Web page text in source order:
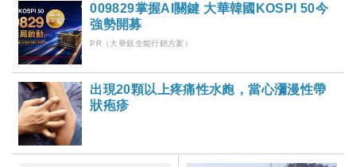
009829掌握AI關鍵 大華韓國KOSPI 50今
強勢開募
PR（大華銀全能行銷方案）
出現20顆以上疼痛性水皰，當心瀰漫性帶
狀疱疹